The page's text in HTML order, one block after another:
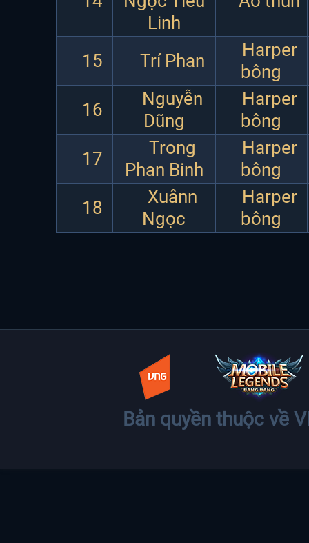
Linh
15 Trí Phan
Harper
bông
16
Nguyễn
Dũng
Harper
bông
17
Trong
Phan Binh
Harper
bông
18
Xuânn
Ngọc
Harper
bông
Bản quyền thuộc về